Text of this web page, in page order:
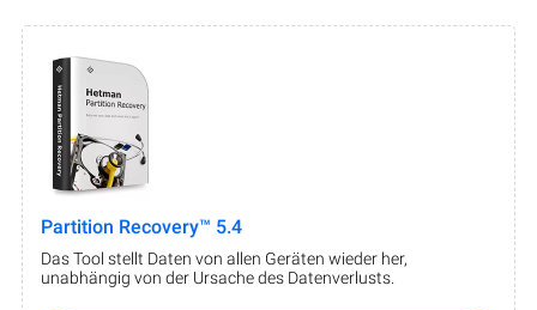
Partition Recovery™ 5.4
Das Tool stellt Daten von allen Geräten wieder her,
unabhängig von der Ursache des Datenverlusts.